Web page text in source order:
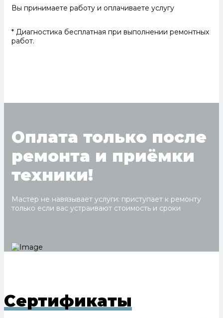
Вы принимаете работу и оплачиваете услугу
* Диагностика бесплатная при выполнении ремонтных
работ.
Оплата только после
ремонта и приёмки
техники!
Мастер не навязывает услуги: приступает к ремонту
только если вас устраивают стоимость и сроки
Сертификаты